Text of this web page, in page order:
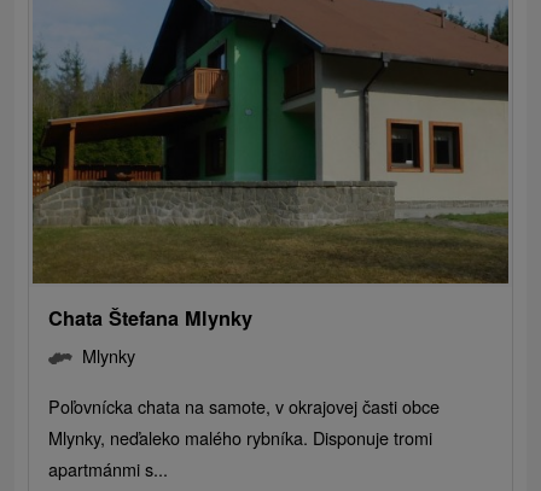
Chata Štefana Mlynky
Mlynky
Poľovnícka chata na samote, v okrajovej časti obce
Mlynky, neďaleko malého rybníka. Disponuje tromi
apartmánmi s...